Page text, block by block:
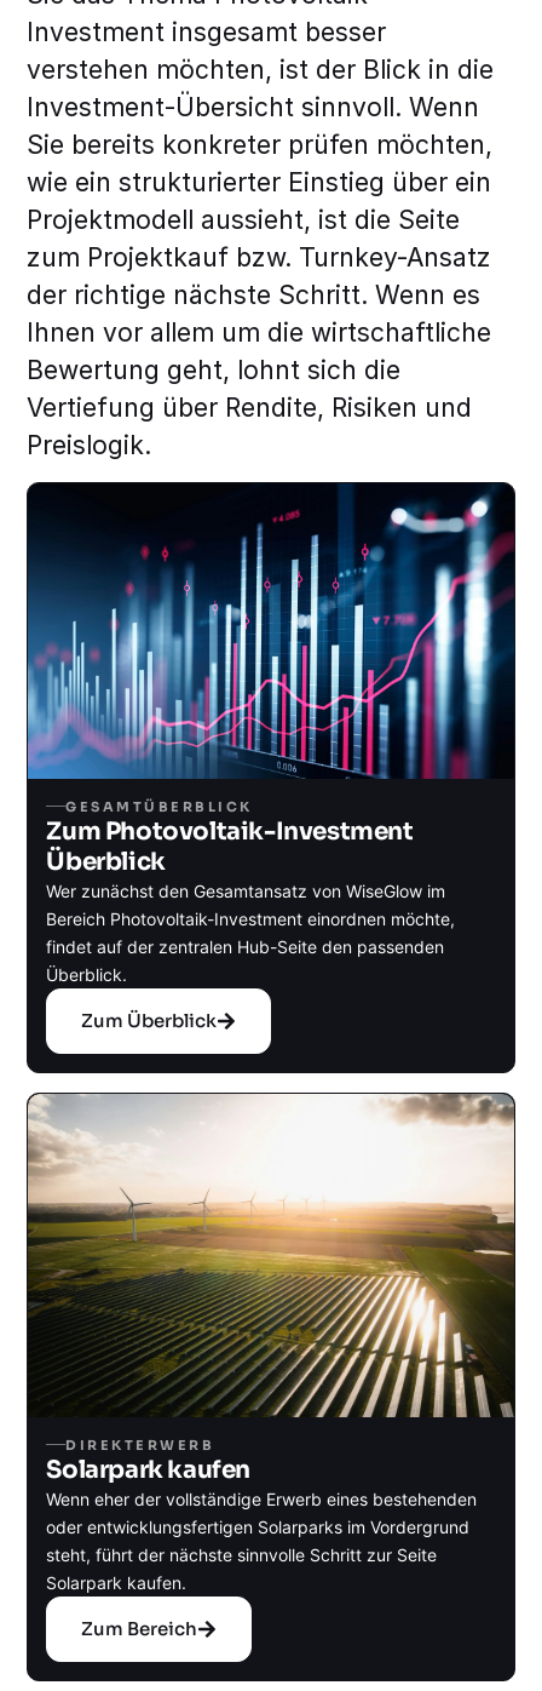
Investment insgesamt besser
verstehen möchten, ist der Blick in die
Investment-Übersicht sinnvoll. Wenn
Sie bereits konkreter prüfen möchten,
wie ein strukturierter Einstieg über ein
Projektmodell aussieht, ist die Seite
zum Projektkauf bzw. Turnkey-Ansatz
der richtige nächste Schritt. Wenn es
Ihnen vor allem um die wirtschaftliche
Bewertung geht, lohnt sich die
Vertiefung über Rendite, Risiken und
Preislogik.
GESAMTÜBERBLICK
Zum Photovoltaik-Investment
Überblick
Wer zunächst den Gesamtansatz von WiseGlow im
Bereich Photovoltaik-Investment einordnen möchte,
findet auf der zentralen Hub-Seite den passenden
Überblick.
Zum Überblick
DIREKTERWERB
Solarpark kaufen
Wenn eher der vollständige Erwerb eines bestehenden
oder entwicklungsfertigen Solarparks im Vordergrund
steht, führt der nächste sinnvolle Schritt zur Seite
Solarpark kaufen.
Zum Bereich